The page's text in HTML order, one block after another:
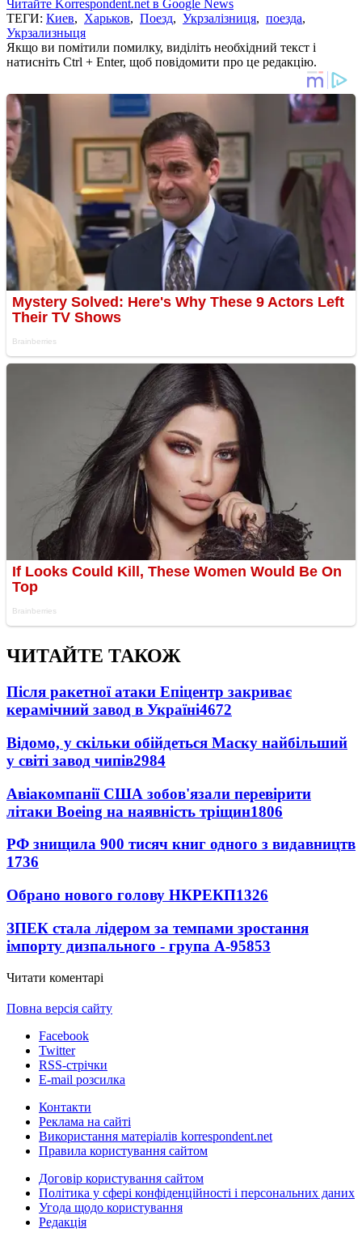
Читайте Korrespondent.net в Google News
ТЕГИ: Киев, Харьков, Поезд, Укрзалізниця, поезда,
Укрзализныця
Якщо ви помітили помилку, виділіть необхідний текст і
натисніть Ctrl + Enter, щоб повідомити про це редакцію.
ЧИТАЙТЕ ТАКОЖ
Після ракетної атаки Епіцентр закриває
керамічний завод в Україні4672
Відомо, у скільки обійдеться Маску найбільший
у світі завод чипів2984
Авіакомпанії США зобов'язали перевірити
літаки Boeing на наявність тріщин1806
РФ знищила 900 тисяч книг одного з видавництв
1736
Обрано нового голову НКРЕКП1326
ЗПЕК стала лідером за темпами зростання
імпорту дизпального - група А-95853
Читати коментарі
Повна версія сайту
Facebook
Twitter
RSS-стрічки
E-mail розсилка
Контакти
Реклама на сайті
Використання матеріалів korrespondent.net
Правила користування сайтом
Договір користування сайтом
Політика у сфері конфіденційності і персональних даних
Угода щодо користування
Редакція